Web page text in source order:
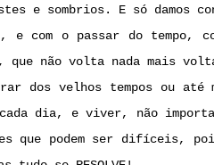
e sombrios. E só damos
e com o passar do tempo,
que não volta nada mais
dos velhos tempos ou até
cada dia, e viver, não
que podem ser difíceis,